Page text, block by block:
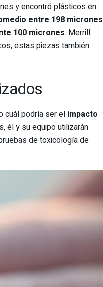
y encontró plásticos en
entre 198 micrones
100 micrones. Merrill
estas piezas también
cuál podría ser el impacto
él y su equipo utilizarán
de toxicología de